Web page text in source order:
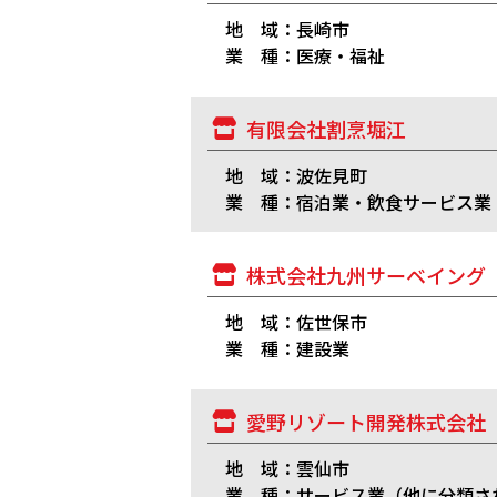
地 域：長崎市
業 種：医療・福祉
有限会社割烹堀江
地 域：波佐見町
業 種：宿泊業・飲食サービス業
株式会社九州サーベイング
地 域：佐世保市
業 種：建設業
愛野リゾート開発株式会社
地 域：雲仙市